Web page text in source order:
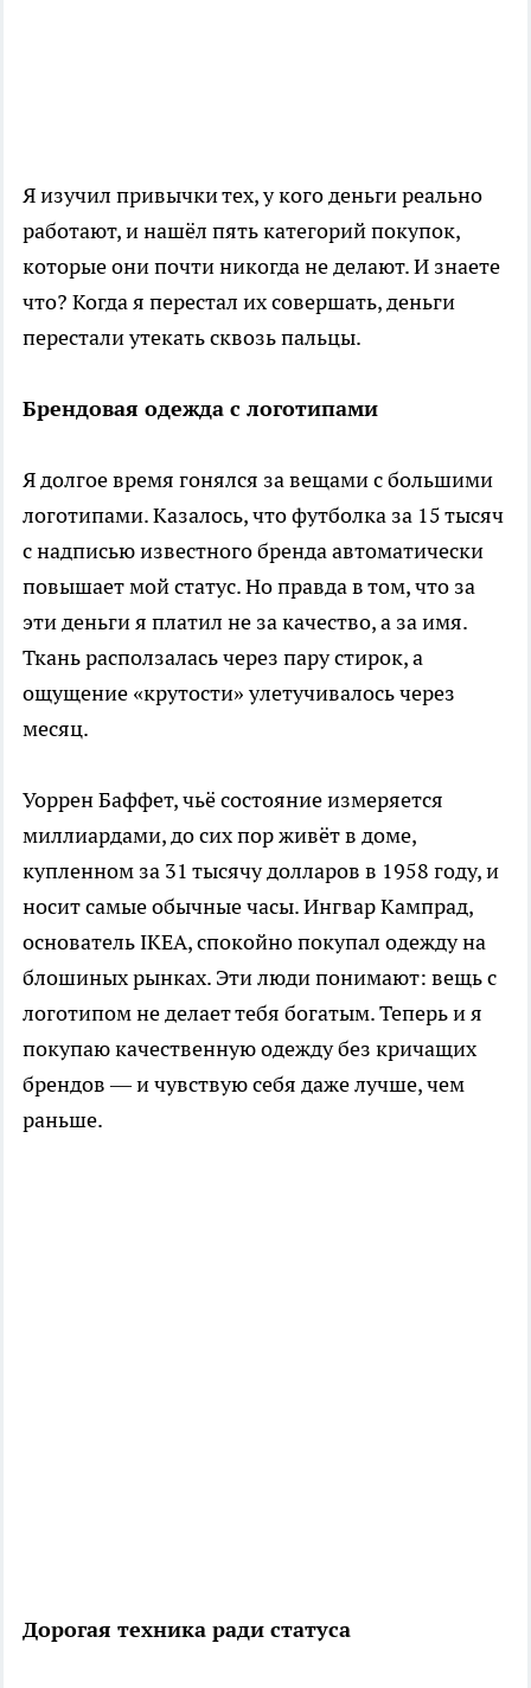
Я изучил привычки тех, у кого деньги реально
работают, и нашёл пять категорий покупок,
которые они почти никогда не делают. И знаете
что? Когда я перестал их совершать, деньги
перестали утекать сквозь пальцы.
Брендовая одежда с логотипами
Я долгое время гонялся за вещами с большими
логотипами. Казалось, что футболка за 15 тысяч
с надписью известного бренда автоматически
повышает мой статус. Но правда в том, что за
эти деньги я платил не за качество, а за имя.
Ткань расползалась через пару стирок, а
ощущение «крутости» улетучивалось через
месяц.
Уоррен Баффет, чьё состояние измеряется
миллиардами, до сих пор живёт в доме,
купленном за 31 тысячу долларов в 1958 году, и
носит самые обычные часы. Ингвар Кампрад,
основатель IKEA, спокойно покупал одежду на
блошиных рынках. Эти люди понимают: вещь с
логотипом не делает тебя богатым. Теперь и я
покупаю качественную одежду без кричащих
брендов — и чувствую себя даже лучше, чем
раньше.
Дорогая техника ради статуса